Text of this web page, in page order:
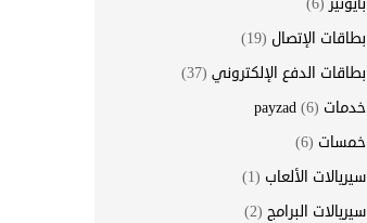
بطاقات الإتصال (19)
بطاقات الدفع الإلكتروني (37)
خدمات payzad (6)
خمسات (6)
سيريالات الألعاب (1)
سيريالات البرامج (2)